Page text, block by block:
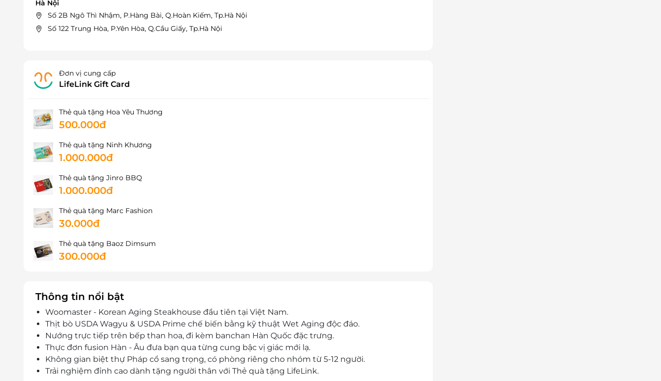
Hà Nội
Số 2B Ngô Thì Nhậm, P.Hàng Bài, Q.Hoàn Kiếm, Tp.Hà Nội
Số 122 Trung Hòa, P.Yên Hòa, Q.Cầu Giấy, Tp.Hà Nội
Đơn vị cung cấp
LifeLink Gift Card
Thẻ quà tặng Hoa Yêu Thương
500.000đ
Thẻ quà tặng Ninh Khương
1.000.000đ
Thẻ quà tặng Jinro BBQ
1.000.000đ
Thẻ quà tặng Marc Fashion
30.000đ
Thẻ quà tặng Baoz Dimsum
300.000đ
Thông tin nổi bật
Woomaster - Korean Aging Steakhouse đầu tiên tại Việt Nam.
Thịt bò USDA Wagyu & USDA Prime chế biến bằng kỹ thuật Wet Aging độc đáo.
Nướng trực tiếp trên bếp than hoa, đi kèm banchan Hàn Quốc đặc trưng.
Thực đơn fusion Hàn - Âu đưa bạn qua từng cung bậc vị giác mới lạ.
Không gian biệt thự Pháp cổ sang trọng, có phòng riêng cho nhóm từ 5-12 người.
Trải nghiệm đỉnh cao dành tặng người thân với Thẻ quà tặng LifeLink.